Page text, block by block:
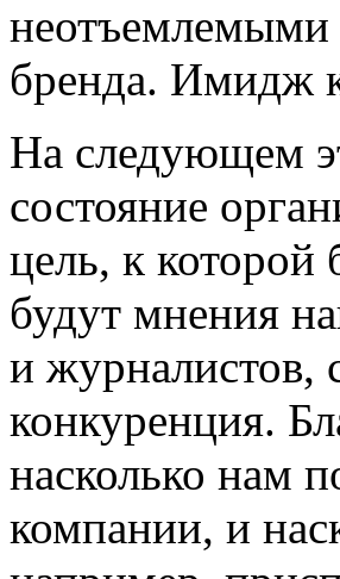
неотъемлемыми
бренда. Имидж
На следующем
состояние
цель, к которой
будут мнения
и журналистов,
конкуренция.
насколько нам
компании, и